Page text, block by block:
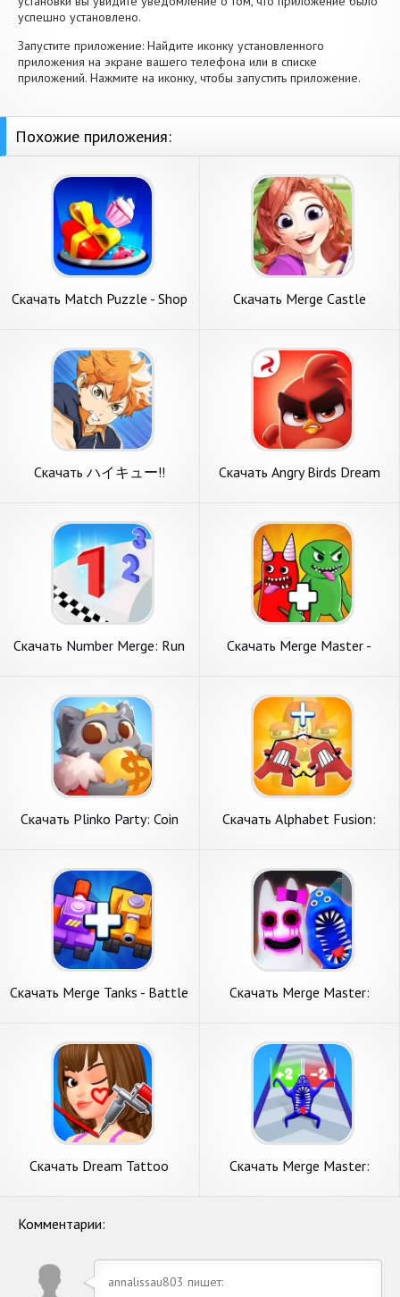
успешно установлено.
Запустите приложение: Найдите иконку установленного
приложения на экране вашего телефона или в списке
приложений. Нажмите на иконку, чтобы запустить приложение.
Похожие приложения:
Скачать Match Puzzle - Shop
Скачать Merge Castle
Скачать ハイキュー!!
Андроид
Скачать Angry Birds Dream
Скачать Number Merge: Run
Скачать Merge Master -
Андроид
Скачать Plinko Party: Coin
Скачать Alphabet Fusion:
Скачать Merge Tanks - Battle
Скачать Merge Master:
Андроид
Скачать Dream Tattoo
Скачать Merge Master:
Комментарии:
annalissau803 пишет: